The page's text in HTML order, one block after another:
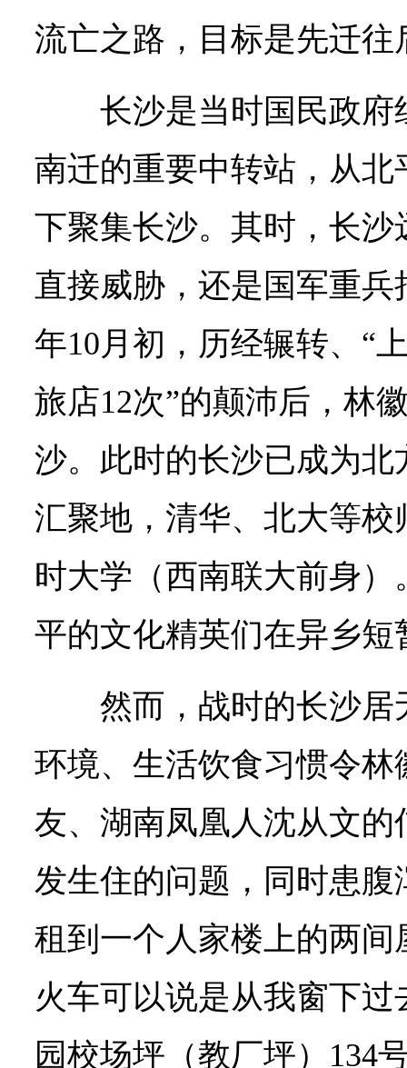
流亡之路，目标是先迁
长沙是当时国民政
南迁的重要中转站，从
下聚集长沙。其时，长
直接威胁，还是国军重兵
年10月初，历经辗转、“
旅店12次”的颠沛后，林
沙。此时的长沙已成为
汇聚地，清华、北大等
时大学（西南联大前身
平的文化精英们在异乡短
然而，战时的长沙
环境、生活饮食习惯令
友、湖南凤凰人沈从文的
发生住的问题，同时患
租到一个人家楼上的两
火车可以说是从我窗下过
园校场坪（教厂坪）134